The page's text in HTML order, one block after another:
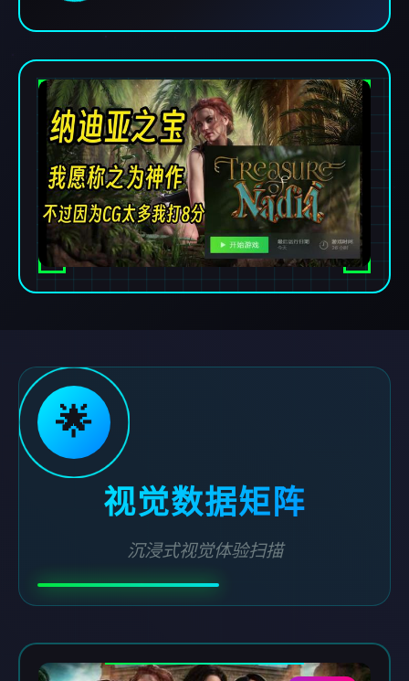
🌟
视觉数据矩阵
沉浸式视觉体验扫描